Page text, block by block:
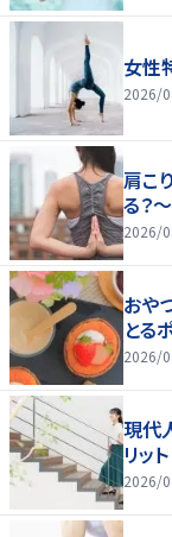
女性
2026/
肩こ
る？～
2026/
おや
とる
2026/
現代
リッ
2026/